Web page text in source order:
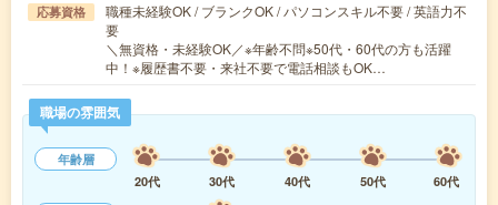
応募資格
職種未経験OK / ブランクOK / パソコンスキル不要 / 英語力不
要
＼無資格・未経験OK／※年齢不問※50代・60代の方も活躍
中！※履歴書不要・来社不要で電話相談もOK…
職場の雰囲気
年齢層
20代
30代 40代 50代
60代